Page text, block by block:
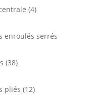
44
enroulés serrés
3838
pliés 1212